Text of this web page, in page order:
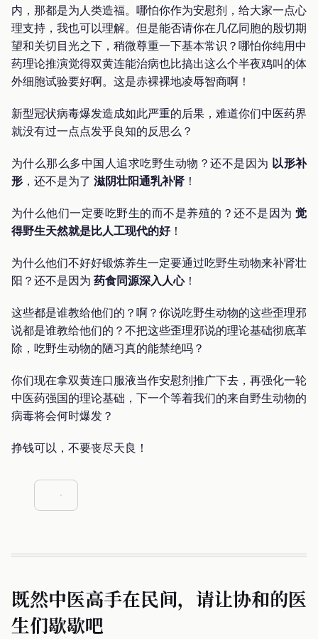
内，那都是为人类造福。哪怕你作为安慰剂，给大家一点心
理支持，我也可以理解。但是能否请你在几亿同胞的殷切期
望和关切目光之下，稍微尊重一下基本常识？哪怕你纯用中
药理论推演觉得双黄连能治病也比搞出这么个半夜鸡叫的体
外细胞试验要好啊。这是赤裸裸地凌辱智商啊！
新型冠状病毒爆发造成如此严重的后果，难道你们中医药界
就没有过一点点发乎良知的反思么？
为什么那么多中国人追求吃野生动物？还不是因为 以形补
形 ，还不是为了 滋阴壮阳通乳补肾 ！
为什么他们一定要吃野生的而不是养殖的？还不是因为 觉
得野生天然就是比人工现代的好！
为什么他们不好好锻炼养生一定要通过吃野生动物来补肾壮
阳？还不是因为 药食同源深入人心！
这些都是谁教给他们的？啊？你说吃野生动物的这些歪理邪
说都是谁教给他们的？不把这些歪理邪说的理论基础彻底革
除，吃野生动物的陋习真的能禁绝吗？
你们现在拿双黄连口服液当作安慰剂推广下去，再强化一轮
中医药强国的理论基础，下一个等着我们的来自野生动物的
病毒将会何时爆发？
挣钱可以，不要丧尽天良！
既然中医高手在民间，请让协和的医
生们歇歇吧